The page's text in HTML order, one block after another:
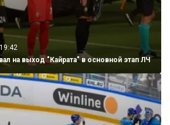
на выход "Кайрата" в основной этап ЛЧ